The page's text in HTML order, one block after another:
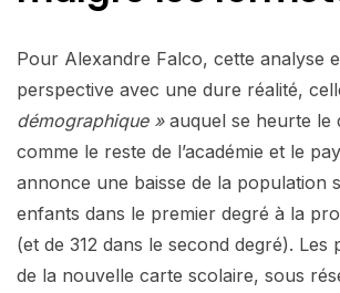
Pour Alexandre Falco, cette analyse
perspective avec une dure réalité,
démographique »auquel se heurte le
comme le reste de l’académie et le
annonce une baisse de la population
enfants dans le premier degré à la
(et de 312 dans le second degré). Les
de la nouvelle carte scolaire, sous